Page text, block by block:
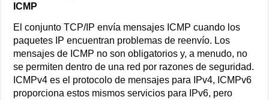
ICMP
El conjunto TCP/IP envía mensajes ICMP cuando los
paquetes IP encuentran problemas de reenvío. Los
mensajes de ICMP no son obligatorios y, a menudo, no
se permiten dentro de una red por razones de seguridad.
ICMPv4 es el protocolo de mensajes para IPv4, ICMPv6
proporciona estos mismos servicios para IPv6, pero